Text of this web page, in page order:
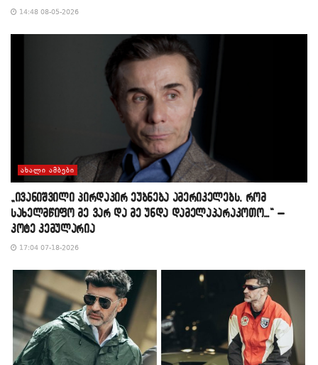
14:48 08-05-2026
ᲐᲮᲐᲚᲘ ᲐᲛᲑᲔᲑᲘ
„ივანიშვილი პირდაპირ ეუბნება ამერიკელებს, რომ
სახელმწიფო მე ვარ და მე უნდა დამელაპარაკოთო…“ –
კოტე კემულარია
17:04 07-18-2026